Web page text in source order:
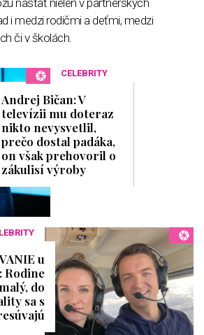
i medzi rodičmi a deťmi, medzi
či v školách.
CELEBRITY
Andrej Bičan: V
televízii mu doteraz
nikto nevysvetlil,
prečo dostal padáka,
on však prehovoril o
zákulisí výroby
u
Rodine
do
sa s